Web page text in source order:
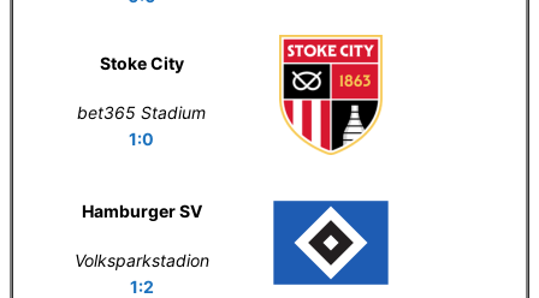
Stoke City
bet365 Stadium
1:0
Hamburger SV
Volksparkstadion
1:2